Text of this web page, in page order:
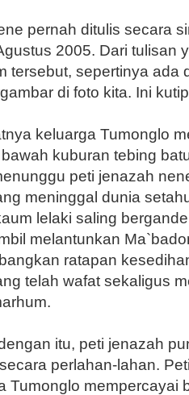
pernah ditulis secara
2005. Dari tulisan
tersebut, sepertinya ada
di foto kita. Ini
keluarga Tumonglo
kuburan tebing
peti jenazah
meninggal dunia
lelaki saling
melantunkan
ratapan
telah wafat sekaligus
itu, peti jenazah
perlahan-lahan.
Tumonglo mempercayai